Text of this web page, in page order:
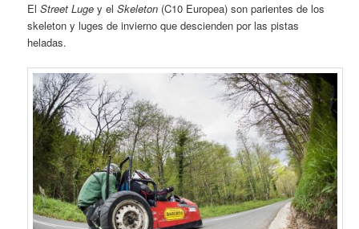
ElStreet Luge y elSkeleton (C10 Europea) son parientes de los
skeleton y luges de invierno que descienden por las pistas
heladas.